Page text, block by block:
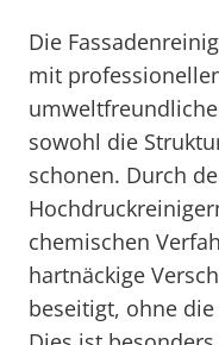
Die
mit
sowohl die
schonen. Durch
chemischen
hartnäckige
beseitigt, ohne